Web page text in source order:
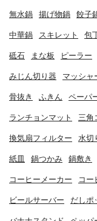
無水鍋 揚げ物鍋 餃子
中華鍋 スキレット 包
砥石 まな板 ピーラー
みじん切り器 マッシャ
骨抜き ふきん ペーパ
ランチョンマット 三角
換気扇フィルター 水切
紙皿 鍋つかみ 鍋敷き
コーヒーメーカー コー
ビールサーバー だしポ